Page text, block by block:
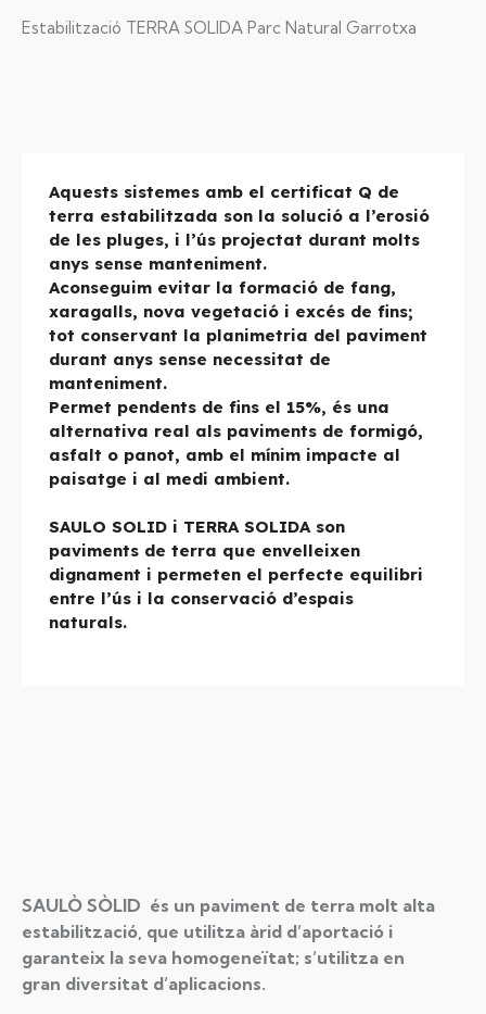
Estabilització TERRA SOLIDA Parc Natural Garrotxa
Aquests sistemes amb el certificat Q de
terra estabilitzada son la solució a l’erosió
de les pluges, i l’ús projectat durant molts
anys sense manteniment.
Aconseguim evitar la formació de fang,
xaragalls, nova vegetació i excés de fins;
tot conservant la planimetria del paviment
durant anys sense necessitat de
manteniment.
Permet pendents de fins el 15%, és una
alternativa real als paviments de formigó,
asfalt o panot, amb el mínim impacte al
paisatge i al medi ambient.
SAULO SOLID i TERRA SOLIDA son
paviments de terra que envelleixen
dignament i permeten el perfecte equilibri
entre l’ús i la conservació d’espais
naturals.
SAULÒ SÒLID és un paviment de terra molt alta
estabilització, que utilitza àrid d’aportació i
garanteix la seva homogeneïtat; s’utilitza en
gran diversitat d’aplicacions.